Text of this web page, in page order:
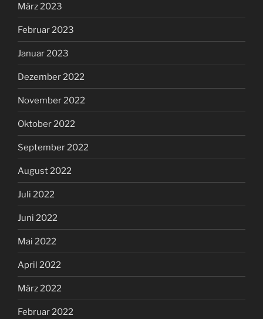
März 2023
Februar 2023
Januar 2023
Dezember 2022
November 2022
Oktober 2022
September 2022
August 2022
Juli 2022
Juni 2022
Mai 2022
April 2022
März 2022
Februar 2022